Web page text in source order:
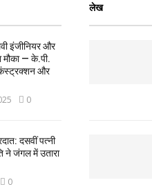
इंजीनियर और
— के.पी.
और
0
दसवीं पत्नी
ने जंगल में उतारा
0
लेख